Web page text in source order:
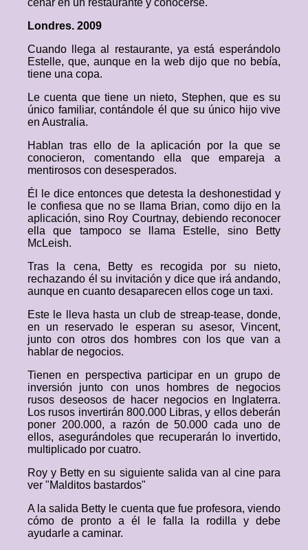
cenar en un restaurante y conocerse.
Londres. 2009
Cuando llega al restaurante, ya está esperándolo
Estelle, que, aunque en la web dijo que no bebía,
tiene una copa.
Le cuenta que tiene un nieto, Stephen, que es su
único familiar, contándole él que su único hijo vive
en Australia.
Hablan tras ello de la aplicación por la que se
conocieron, comentando ella que empareja a
mentirosos con desesperados.
Él le dice entonces que detesta la deshonestidad y
le confiesa que no se llama Brian, como dijo en la
aplicación, sino Roy Courtnay, debiendo reconocer
ella que tampoco se llama Estelle, sino Betty
McLeish.
Tras la cena, Betty es recogida por su nieto,
rechazando él su invitación y dice que irá andando,
aunque en cuanto desaparecen ellos coge un taxi.
Este le lleva hasta un club de streap-tease, donde,
en un reservado le esperan su asesor, Vincent,
junto con otros dos hombres con los que van a
hablar de negocios.
Tienen en perspectiva participar en un grupo de
inversión junto con unos hombres de negocios
rusos deseosos de hacer negocios en Inglaterra.
Los rusos invertirán 800.000 Libras, y ellos deberán
poner 200.000, a razón de 50.000 cada uno de
ellos, asegurándoles que recuperarán lo invertido,
multiplicado por cuatro.
Roy y Betty en su siguiente salida van al cine para
ver "Malditos bastardos"
A la salida Betty le cuenta que fue profesora, viendo
cómo de pronto a él le falla la rodilla y debe
ayudarle a caminar.